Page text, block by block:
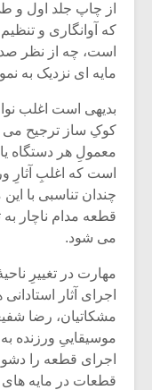
از چاپ جلد اول و
که آوانگاری و
است، چه از نظر
مایه‏ ای نزدیک به
بدیهی است اغلب
کوکِ ساز ترجیح می‏
معمولِ هر دستگاه
است که اغلبِ آثارِ
چندان تناسبی با
قطعه مدام ناچار به
می‏ شود.
مهارت در تغییرِ
اجرای آثار
مشکاتیان، رضا
موسیقاییِ ورزنده به
اجرای قطعه را
قطعات در مایه ‏های